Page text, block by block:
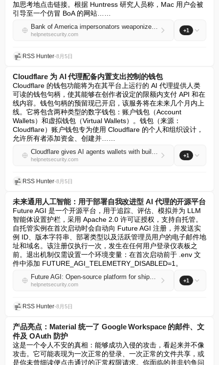
加思考地点击链接。根据 Huntress 研究人员称，Mac 用户会被
引导至一个仿冒 BoA 的网站……
Bank of America impersonators weaponize ScreenConnect, then make it hard to remove
helpnetsecurity.com
+1
RSS Hunter•8月5日
Cloudflare 为 AI 代理配备内置支出控制的钱包
Cloudflare 的钱包功能将为在其平台上运行的 AI 代理提供人类
可读的钱包句柄，使其能够在创作者设定的限额内支付 API 和在
线内容。钱包句柄的预留现已开启，该服务将在未来几个月内上
线。它将包含两种类型的数字钱包：账户钱包（Account
Wallets）和虚拟钱包（Virtual Wallets）。钱包（来源：
Cloudflare）账户钱包专为使用 Cloudflare 的个人和组织设计，
允许所有者添加资金、创建并……
Cloudflare gives AI agents wallets with built-in spending controls
helpnetsecurity.com
+1
RSS Hunter•8月5日
未来通用人工智能：用于部署自我改进型 AI 代理的开源平台
Future AGI 是一个开源平台，用于追踪、评估、模拟并为 LLM
智能体设置护栏，采用 Apache 2.0 许可证授权，支持自托管。
自托管实例在首次启动时会自动向 Future AGI 注册，并发送实
例 ID、版本字符串、部署类型以及活跃管理员用户的电子邮件地
址和域名。该注册仅执行一次，发生在任何用户登录仪表板之
前。退出机制仅需设置一个环境变量：在首次启动前于 .env 文
件中添加 FUTURE_AGI_TELEMETRY_DISABLED=1。
Future AGI: Open-source platform for shipping self-improving AI agents
helpnetsecurity.com
+1
RSS Hunter•8月5日
产品亮点：Material 统一了 Google Workspace 的邮件、文
件及 OAuth 防护
这是一个令人不安的真相：能够成功入侵的攻击，看起来并不像
攻击。它可能表现为一次正常的登录、一次正常的文件共享，或
是你未曾细读便点击通过的正常权限请求。你面临的并非钓鱼问